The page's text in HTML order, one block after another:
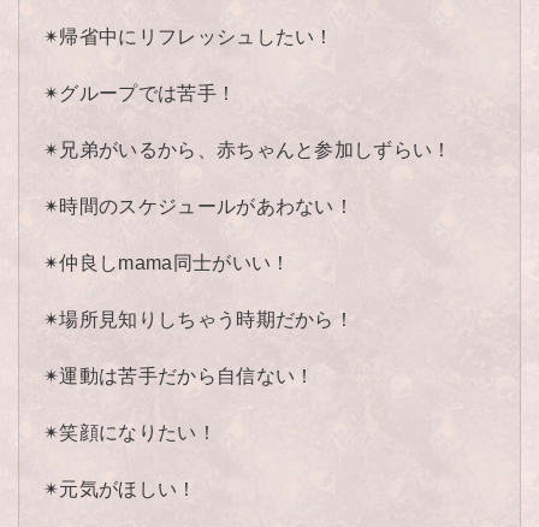
✴︎帰省中にリフレッシュしたい！
✴︎グループでは苦手！
✴︎兄弟がいるから、赤ちゃんと参加しずらい！
✴︎時間のスケジュールがあわない！
✴︎仲良しmama同士がいい！
✴︎場所見知りしちゃう時期だから！
✴︎運動は苦手だから自信ない！
✴︎笑顔になりたい！
✴︎元気がほしい！